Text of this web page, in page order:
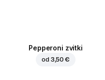
Pepperoni zvitki
od 3,50 €